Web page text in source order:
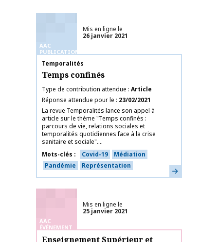
AAC
PUBLICATIONS
Mis en ligne le
26 janvier 2021
Nom de la publication
Temporalités
Temps confinés
Type de contribution attendue Article
Réponse attendue pour le
23/02/2021
La revue Temporalités lance son appel à
article sur le thème "Temps confinés :
parcours de vie, relations sociales et
temporalités quotidiennes face à la crise
sanitaire et sociale"....
Mots-clés
Covid-19
Médiation
Pandémie
Représentation En savoir plus
AAC
ÉVÉNEMENT
Mis en ligne le
25 janvier 2021
Enseignement Supérieur et